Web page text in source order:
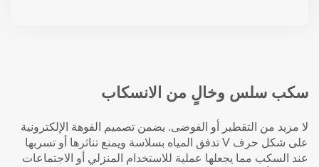
سكب سلس وخالٍ من الانسكاب
لا مزيد من التقطير أو الفوضى. يضمن تصميم الفوهة الإلكترونية
على شكل حرف V تدفق المياه بسلاسة ويمنع تناثرها أو تسربها
عند السكب مما يجعلها عملية للاستخدام المنزلي أو الاجتماعات